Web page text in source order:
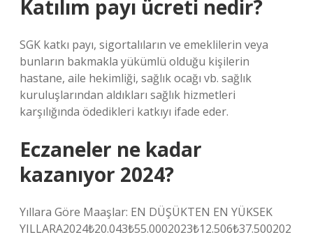
Katılım payı ücreti nedir?
SGK katkı payı, sigortalıların ve emeklilerin veya
bunların bakmakla yükümlü olduğu kişilerin
hastane, aile hekimliği, sağlık ocağı vb. sağlık
kuruluşlarından aldıkları sağlık hizmetleri
karşılığında ödedikleri katkıyı ifade eder.
Eczaneler ne kadar
kazanıyor 2024?
Yıllara Göre Maaşlar: EN DÜŞÜKTEN EN YÜKSEK
YILLARA2024₺20.043₺55.0002023₺12.506₺37.500202